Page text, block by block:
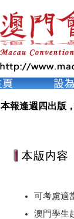
本報逢週四出版
可考慮適
澳門學生